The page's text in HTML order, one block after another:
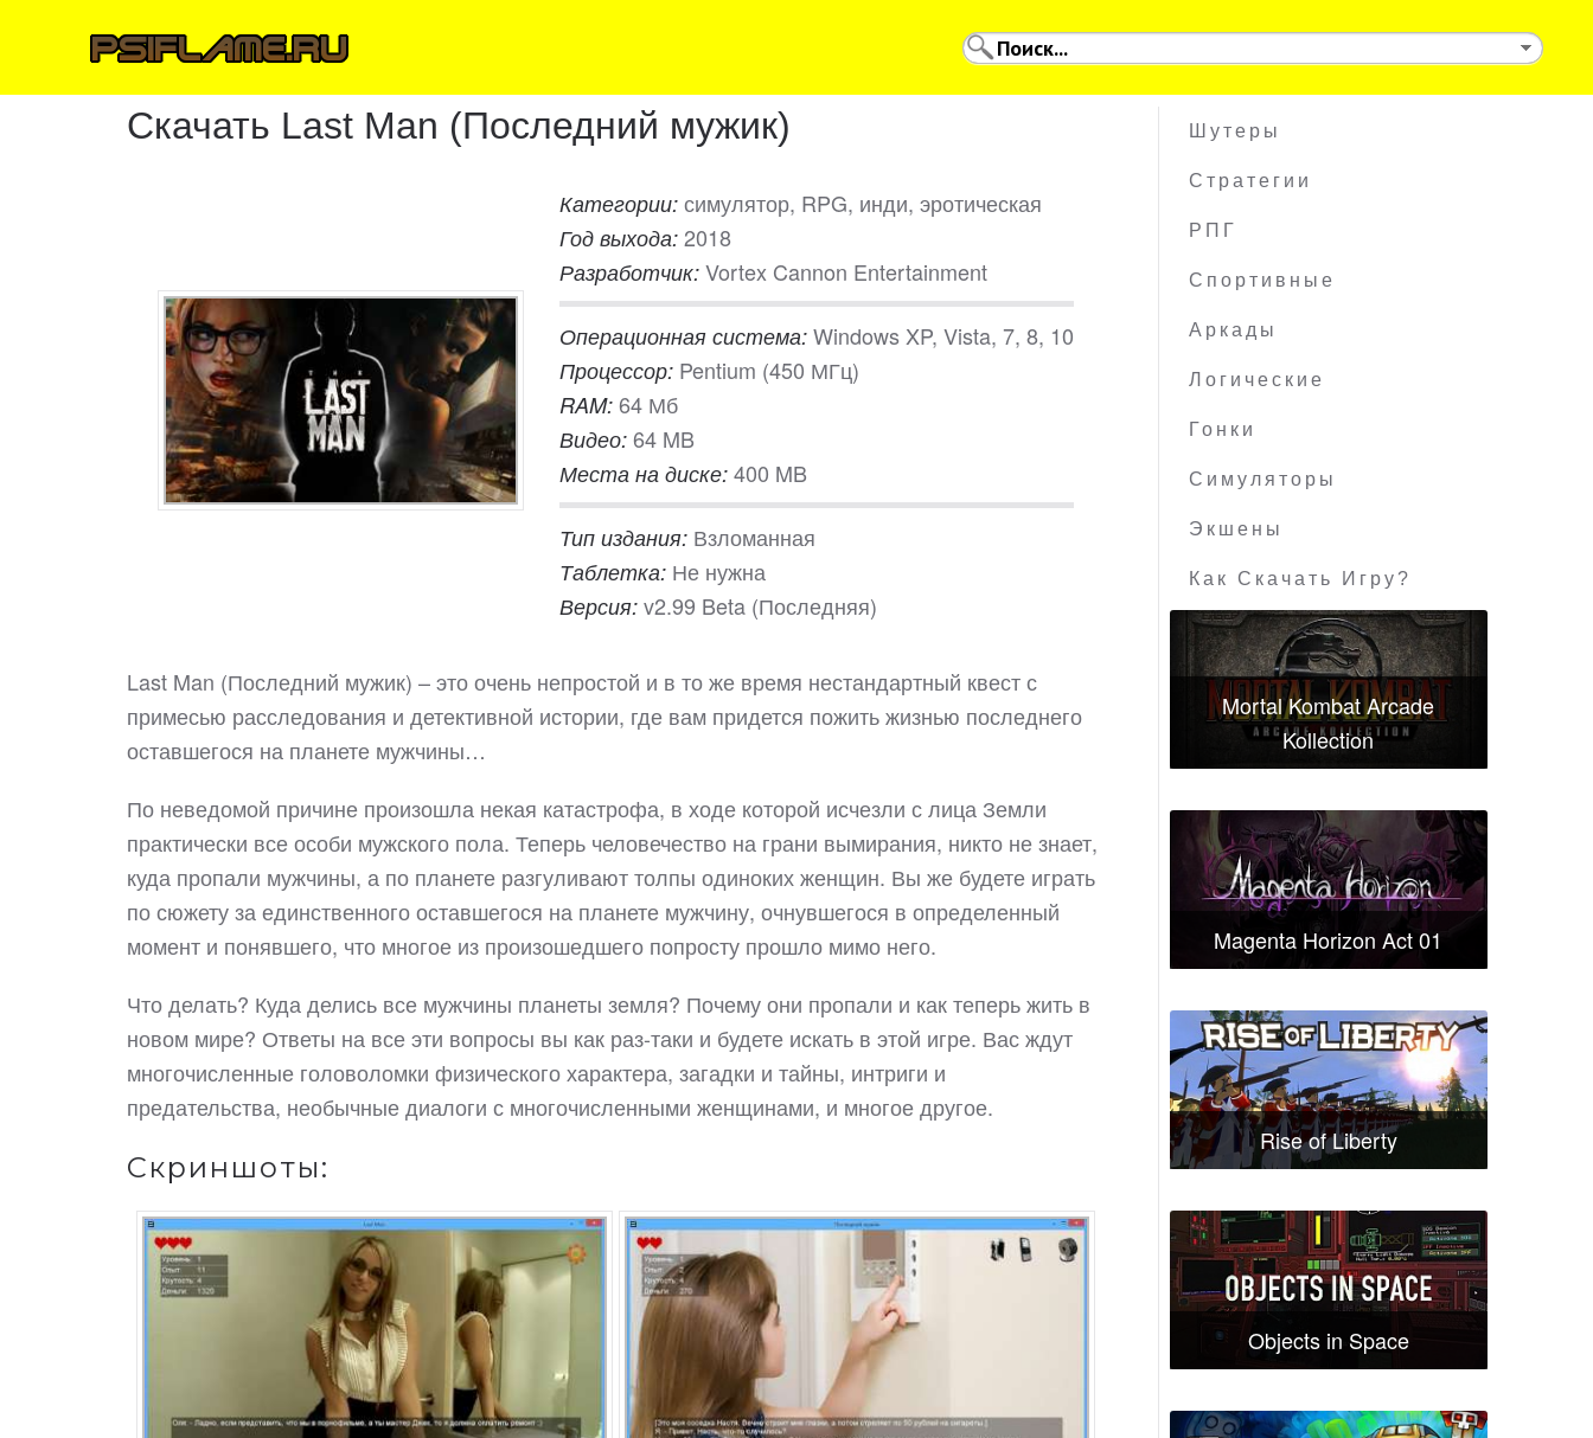
Скачать Last Man (Последний мужик)
Категории: симулятор, RPG, инди, эротическая
Год выхода: 2018
Разработчик: Vortex Cannon Entertainment
Операционная система: Windows XP, Vista, 7, 8, 10
Процессор: Pentium (450 МГц)
RAM: 64 Мб
Видео: 64 MB
Места на диске: 400 MB
Тип издания: Взломанная
Таблетка: Не нужна
Версия: v2.99 Beta (Последняя)
Last Man (Последний мужик) – это очень непростой и в то же время нестандартный квест с
примесью расследования и детективной истории, где вам придется пожить жизнью последнего
оставшегося на планете мужчины…
По неведомой причине произошла некая катастрофа, в ходе которой исчезли с лица Земли
практически все особи мужского пола. Теперь человечество на грани вымирания, никто не знает,
куда пропали мужчины, а по планете разгуливают толпы одиноких женщин. Вы же будете играть
по сюжету за единственного оставшегося на планете мужчину, очнувшегося в определенный
момент и понявшего, что многое из произошедшего попросту прошло мимо него.
Что делать? Куда делись все мужчины планеты земля? Почему они пропали и как теперь жить в
новом мире? Ответы на все эти вопросы вы как раз-таки и будете искать в этой игре. Вас ждут
многочисленные головоломки физического характера, загадки и тайны, интриги и
предательства, необычные диалоги с многочисленными женщинами, и многое другое.
Скриншоты:
Шутеры
Стратегии
РПГ
Спортивные
Аркады
Логические
Гонки
Симуляторы
Экшены
Как Скачать Игру?
Mortal Kombat Arcade
Kollection
Magenta Horizon Act 01
Rise of Liberty
Objects in Space